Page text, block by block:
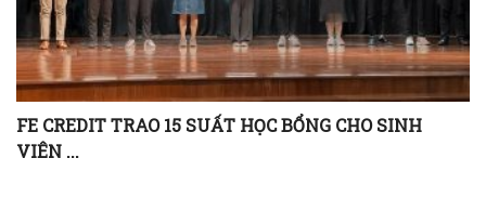
FE CREDIT TRAO 15 SUẤT HỌC BỔNG CHO SINH
VIÊN ...